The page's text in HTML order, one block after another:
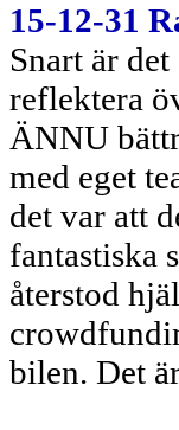
15-12-31
Snart är
reflektera
ÄNNU
med eget
det var att
fantastiska
återstod
bilen. Det